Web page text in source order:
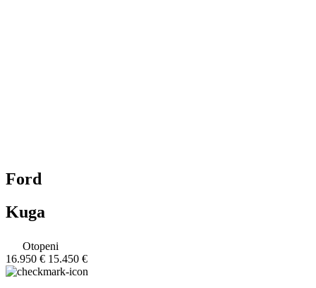
Ford
Kuga
Otopeni
16.950 € 15.450 €